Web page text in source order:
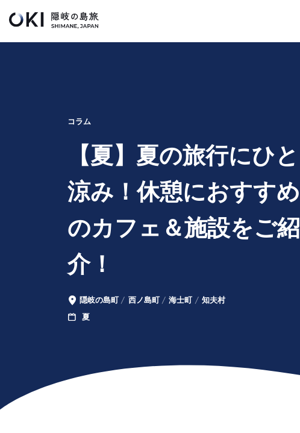
コラム
【夏】夏の旅行にひと
涼み！休憩におすすめ
のカフェ＆施設をご紹
介！
エ
リ
隠岐の島町 西ノ島町 海士町 知夫村
季
夏